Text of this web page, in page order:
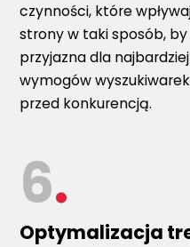
czynności, które
strony w taki sposób,
przyjazna dla
wymogów
przed konkurencją.
6.
Optymalizacja